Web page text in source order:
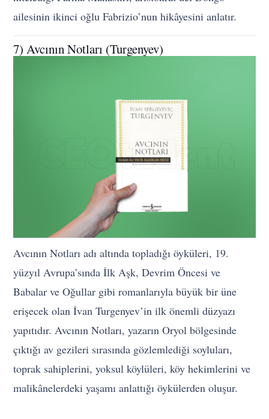
ailesinin ikinci oğlu Fabrizio’nun hikâyesini anlatır.
7) Avcının Notları (Turgenyev)
Avcının Notları adı altında topladığı öyküleri, 19.
yüzyıl Avrupa’sında İlk Aşk, Devrim Öncesi ve
Babalar ve Oğullar gibi romanlarıyla büyük bir üne
erişecek olan İvan Turgenyev’in ilk önemli düzyazı
yapıtıdır. Avcının Notları, yazarın Oryol bölgesinde
çıktığı av gezileri sırasında gözlemlediği soyluları,
toprak sahiplerini, yoksul köylüleri, köy hekimlerini ve
malikânelerdeki yaşamı anlattığı öykülerden oluşur.